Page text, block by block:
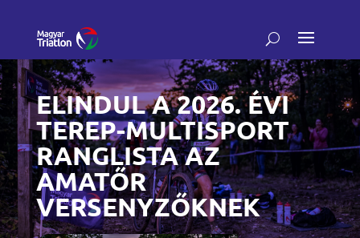
ELINDUL A 2026. ÉVI
TEREP-MULTISPORT
RANGLISTA AZ
AMATŐR
VERSENYZŐKNEK